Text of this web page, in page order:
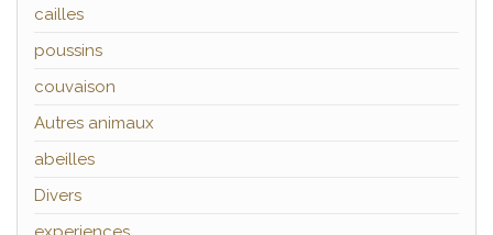
cailles
poussins
couvaison
Autres animaux
abeilles
Divers